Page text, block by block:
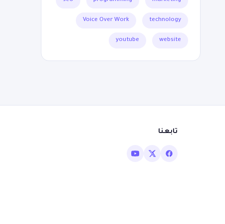
technology
Voice Over Work
website
youtube
تابعنا